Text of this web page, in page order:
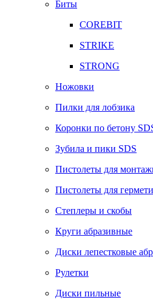
Биты
COREBIT
STRIKE
STRONG
Ножовки
Пилки для лобзика
Коронки по бетону
Зубила и пики SDS
Пистолеты для
Пистолеты для
Степлеры и скобы
Круги абразивные
Диски лепестковые
Рулетки
Диски пильные